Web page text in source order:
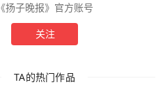
《扬子晚报》官方账号
关注
TA的热门作品